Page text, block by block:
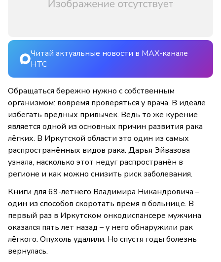
Читай актуальные новости в MAX-канале
НТС
Обращаться бережно нужно с собственным
организмом: вовремя проверяться у врача. В идеале
избегать вредных привычек. Ведь то же курение
является одной из основных причин развития рака
лёгких. В Иркутской области это один из самых
распространённых видов рака. Дарья Эйвазова
узнала, насколько этот недуг распространён в
регионе и как можно снизить риск заболевания.
Книги для 69-летнего Владимира Никандровича –
один из способов скоротать время в больнице. В
первый раз в Иркутском онкодиспансере мужчина
оказался пять лет назад – у него обнаружили рак
лёгкого. Опухоль удалили. Но спустя годы болезнь
вернулась.